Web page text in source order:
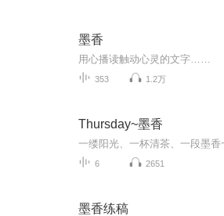
墨香
用心播读触动心灵的文字……
353 1.2万
Thursday~墨香
6 2651
墨香练稿